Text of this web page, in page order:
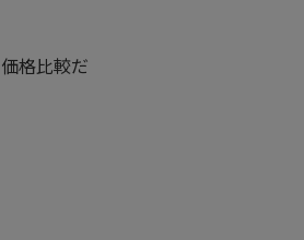
格比較だ